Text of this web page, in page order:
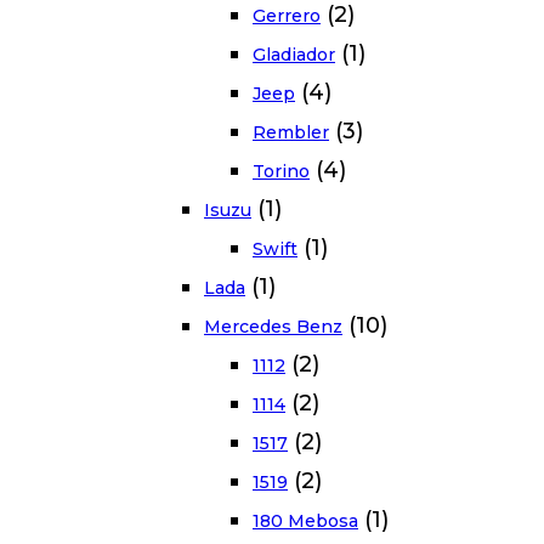
Gerrero (2)
Gladiador (1)
Jeep (4)
Rembler (3)
Torino (4)
Isuzu (1)
Swift (1)
Lada (1)
Mercedes Benz (10)
1112 (2)
1114 (2)
1517 (2)
1519 (2)
180 Mebosa (1)